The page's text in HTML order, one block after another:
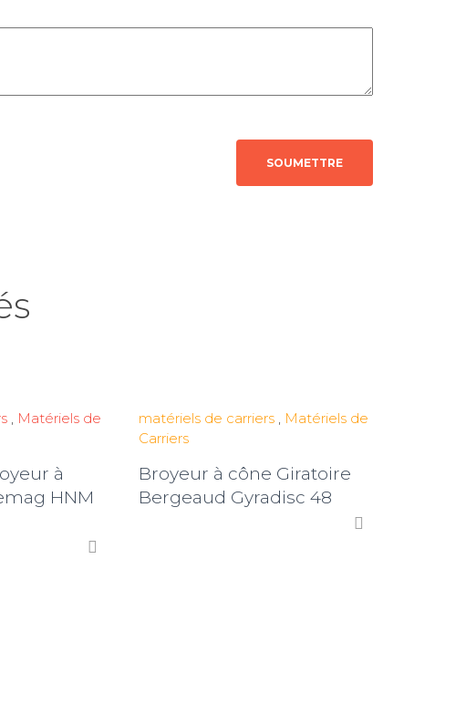
, Matériels de
à
HNM
matériels de carriers, Matériels de
Carriers
Broyeur à cône Giratoire
Bergeaud Gyradisc 48